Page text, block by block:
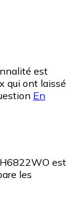
est
qui ont laissé
En
est
les